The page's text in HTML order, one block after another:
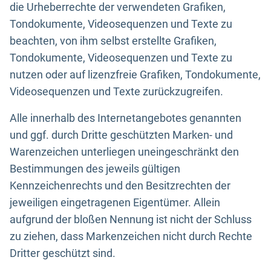
die Urheberrechte der verwendeten Grafiken,
Tondokumente, Videosequenzen und Texte zu
beachten, von ihm selbst erstellte Grafiken,
Tondokumente, Videosequenzen und Texte zu
nutzen oder auf lizenzfreie Grafiken, Tondokumente,
Videosequenzen und Texte zurückzugreifen.
Alle innerhalb des Internetangebotes genannten
und ggf. durch Dritte geschützten Marken- und
Warenzeichen unterliegen uneingeschränkt den
Bestimmungen des jeweils gültigen
Kennzeichenrechts und den Besitzrechten der
jeweiligen eingetragenen Eigentümer. Allein
aufgrund der bloßen Nennung ist nicht der Schluss
zu ziehen, dass Markenzeichen nicht durch Rechte
Dritter geschützt sind.